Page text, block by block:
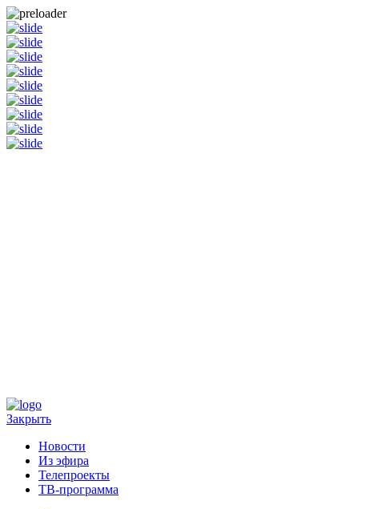
Закрыть
Новости
Из эфира
Телепроекты
ТВ-программа